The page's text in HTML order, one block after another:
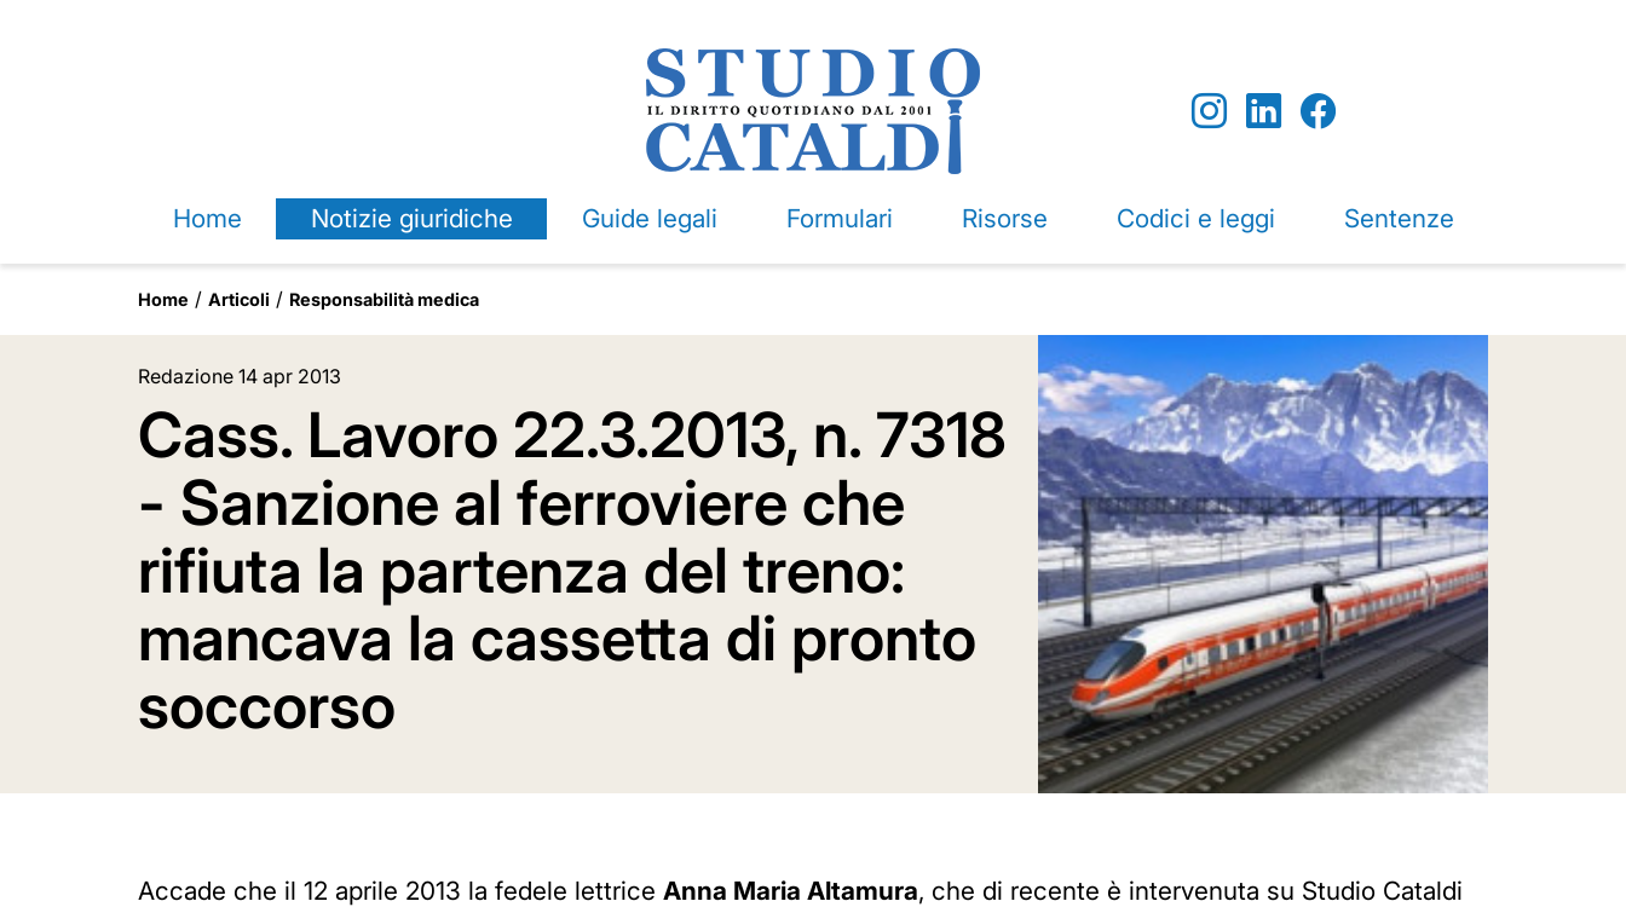
Home Notizie giuridiche Guide legali Formulari Risorse Codici e leggi Sentenze
Home Articoli Responsabilità medica
Redazione 14 apr 2013
Cass. Lavoro 22.3.2013, n. 7318
- Sanzione al ferroviere che
rifiuta la partenza del treno:
mancava la cassetta di pronto
soccorso
Accade che il 12 aprile 2013 la fedele lettrice Anna Maria Altamura, che di recente è intervenuta su Studio Cataldi